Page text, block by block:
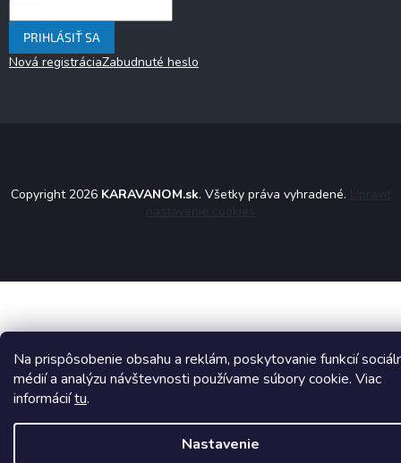
Na prispôsobenie obsahu a reklám, poskytovanie funkcií
médií a analýzu návštevnosti používame súbory cookie. Viac
informáciítu.
Nastavenie
PRIHLÁSIŤ SA
Nová registráciaZabudnuté heslo
Copyright 2026 KARAVANOM.sk. Všetky práva vyhradené.